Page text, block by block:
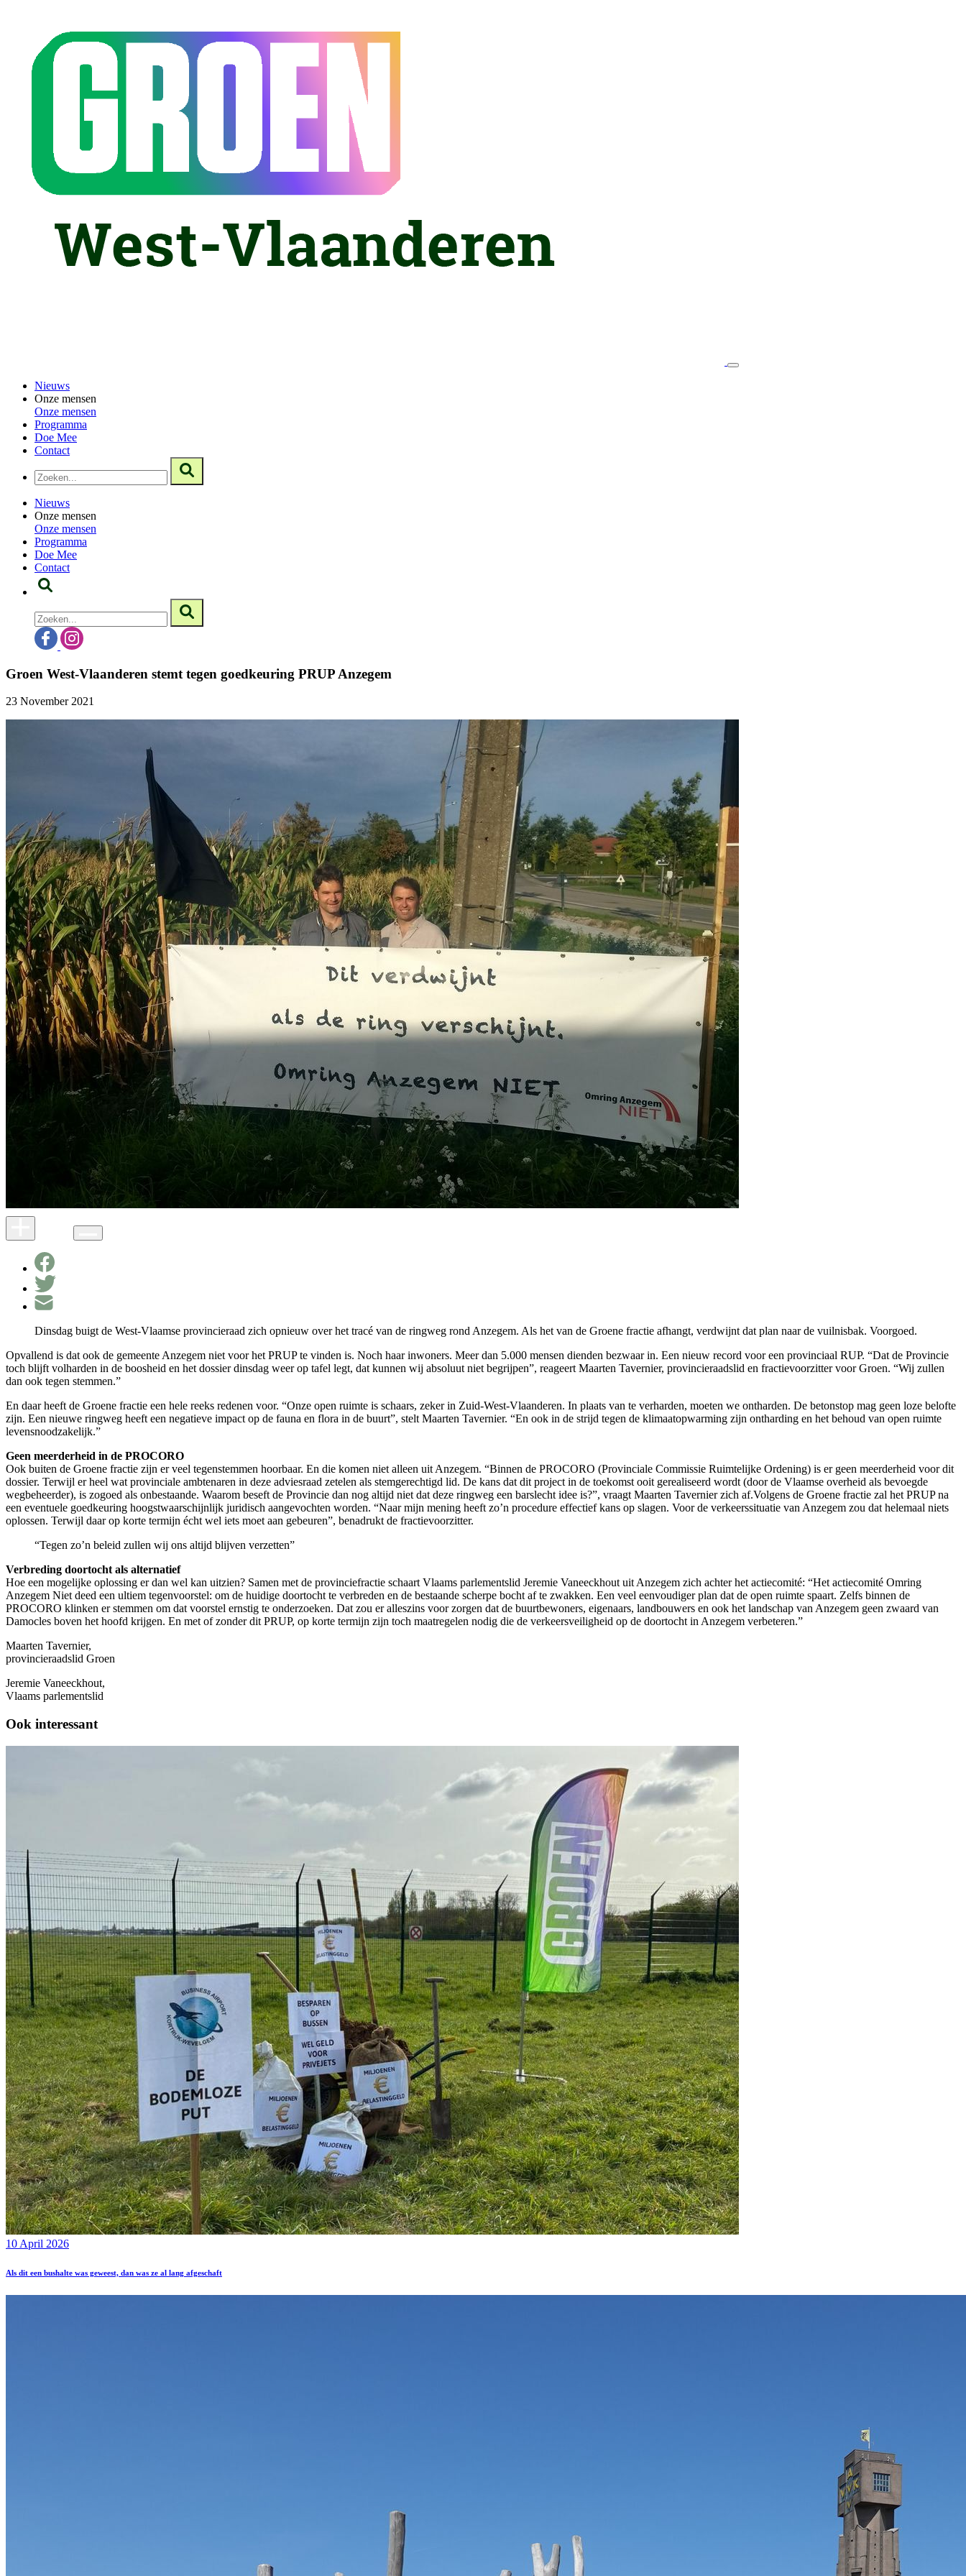
Nieuws
Onze mensen
Onze mensen
Programma
Doe Mee
Contact
Nieuws
Onze mensen
Onze mensen
Programma
Doe Mee
Contact
Groen West-Vlaanderen stemt tegen goedkeuring PRUP Anzegem
23 November 2021
Dinsdag buigt de West-Vlaamse provincieraad zich opnieuw over het tracé van de ringweg rond Anzegem. Als het van de Groene fractie afhangt, verdwijnt dat plan naar de vuilnisbak. Voorgoed.
Opvallend is dat ook de gemeente Anzegem niet voor het PRUP te vinden is. Noch haar inwoners. Meer dan 5.000 mensen dienden bezwaar in. Een nieuw record voor een provinciaal RUP. “Dat de Provincie
toch blijft volharden in de boosheid en het dossier dinsdag weer op tafel legt, dat kunnen wij absoluut niet begrijpen”, reageert Maarten Tavernier, provincieraadslid en fractievoorzitter voor Groen. “Wij zullen
dan ook tegen stemmen.”
En daar heeft de Groene fractie een hele reeks redenen voor. “Onze open ruimte is schaars, zeker in Zuid-West-Vlaanderen. In plaats van te verharden, moeten we ontharden. De betonstop mag geen loze belofte
zijn. Een nieuwe ringweg heeft een negatieve impact op de fauna en flora in de buurt”, stelt Maarten Tavernier. “En ook in de strijd tegen de klimaatopwarming zijn ontharding en het behoud van open ruimte
levensnoodzakelijk.”
Geen meerderheid in de PROCORO
Ook buiten de Groene fractie zijn er veel tegenstemmen hoorbaar. En die komen niet alleen uit Anzegem. “Binnen de PROCORO (Provinciale Commissie Ruimtelijke Ordening) is er geen meerderheid voor dit
dossier. Terwijl er heel wat provinciale ambtenaren in deze adviesraad zetelen als stemgerechtigd lid. De kans dat dit project in de toekomst ooit gerealiseerd wordt (door de Vlaamse overheid als bevoegde
wegbeheerder), is zogoed als onbestaande. Waarom beseft de Provincie dan nog altijd niet dat deze ringweg een barslecht idee is?”, vraagt Maarten Tavernier zich af.Volgens de Groene fractie zal het PRUP na
een eventuele goedkeuring hoogstwaarschijnlijk juridisch aangevochten worden. “Naar mijn mening heeft zo’n procedure effectief kans op slagen. Voor de verkeerssituatie van Anzegem zou dat helemaal niets
oplossen. Terwijl daar op korte termijn écht wel iets moet aan gebeuren”, benadrukt de fractievoorzitter.
“Tegen zo’n beleid zullen wij ons altijd blijven verzetten”
Verbreding doortocht als alternatief
Hoe een mogelijke oplossing er dan wel kan uitzien? Samen met de provinciefractie schaart Vlaams parlementslid Jeremie Vaneeckhout uit Anzegem zich achter het actiecomité: “Het actiecomité Omring
Anzegem Niet deed een ultiem tegenvoorstel: om de huidige doortocht te verbreden en de bestaande scherpe bocht af te zwakken. Een veel eenvoudiger plan dat de open ruimte spaart. Zelfs binnen de
PROCORO klinken er stemmen om dat voorstel ernstig te onderzoeken. Dat zou er alleszins voor zorgen dat de buurtbewoners, eigenaars, landbouwers en ook het landschap van Anzegem geen zwaard van
Damocles boven het hoofd krijgen. En met of zonder dit PRUP, op korte termijn zijn toch maatregelen nodig die de verkeersveiligheid op de doortocht in Anzegem verbeteren.”
Maarten Tavernier,
provincieraadslid Groen
Jeremie Vaneeckhout,
Vlaams parlementslid
Ook interessant
10 April 2026
Als dit een bushalte was geweest, dan was ze al lang afgeschaft